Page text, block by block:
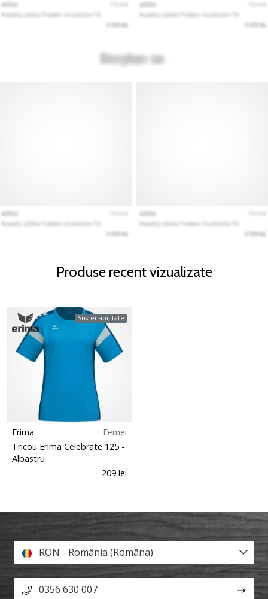
Produse recent vizualizate
Sustenabilitate
Erima
Femei
Tricou Erima Celebrate 125 -
Albastru
209 lei
RON - România (Româna)
0356 630 007